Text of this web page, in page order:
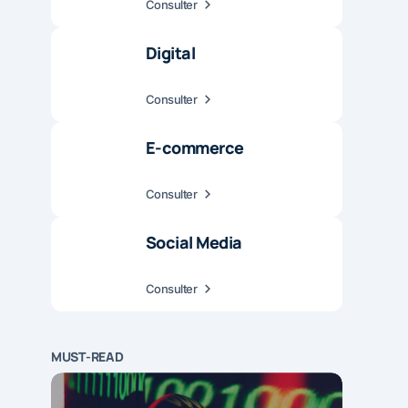
Consulter
Digital
Consulter
E-commerce
Consulter
Social Media
Consulter
MUST-READ